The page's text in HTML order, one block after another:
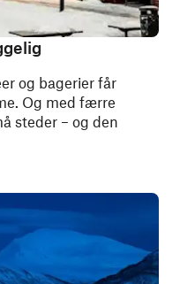
og bagerier får
Og med færre
steder – og den